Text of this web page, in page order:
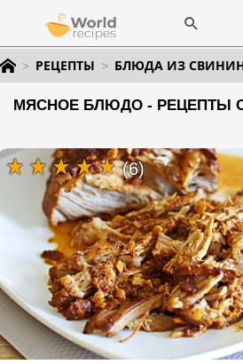
РЕЦЕПТЫ БЛЮДА ИЗ
МЯСНОЕ БЛЮДО - РЕЦЕПТЫ
(6)